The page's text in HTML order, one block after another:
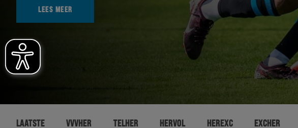
LEES MEER
LAATSTE VVVHER TELHER HERVOL HEREXC EXCHER